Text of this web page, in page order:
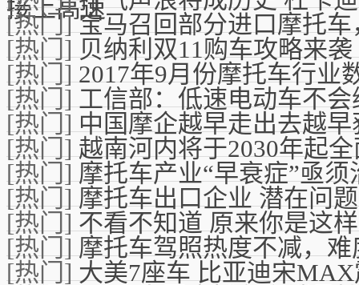
接上高速
[热门]宝马召回部分进口摩托
[热门]贝纳利双11购车攻略来
[热门]2017年9月份摩托车行业
[热门]工信部：低速电动车不
[热门]中国摩企越早走出去越
[热门]越南河内将于2030年起
[热门]摩托车产业“早衰症”亟须
[热门]摩托车出口企业 潜在问
[热门]不看不知道 原来你是这
[热门]摩托车驾照热度不减，
[热门]大美7座车 比亚迪宋